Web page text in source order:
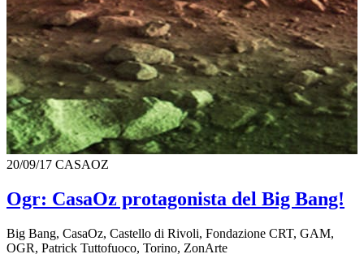
20/09/17 CASAOZ
Ogr: CasaOz protagonista del Big Bang!
Big Bang, CasaOz, Castello di Rivoli, Fondazione CRT, GAM,
OGR, Patrick Tuttofuoco, Torino, ZonArte